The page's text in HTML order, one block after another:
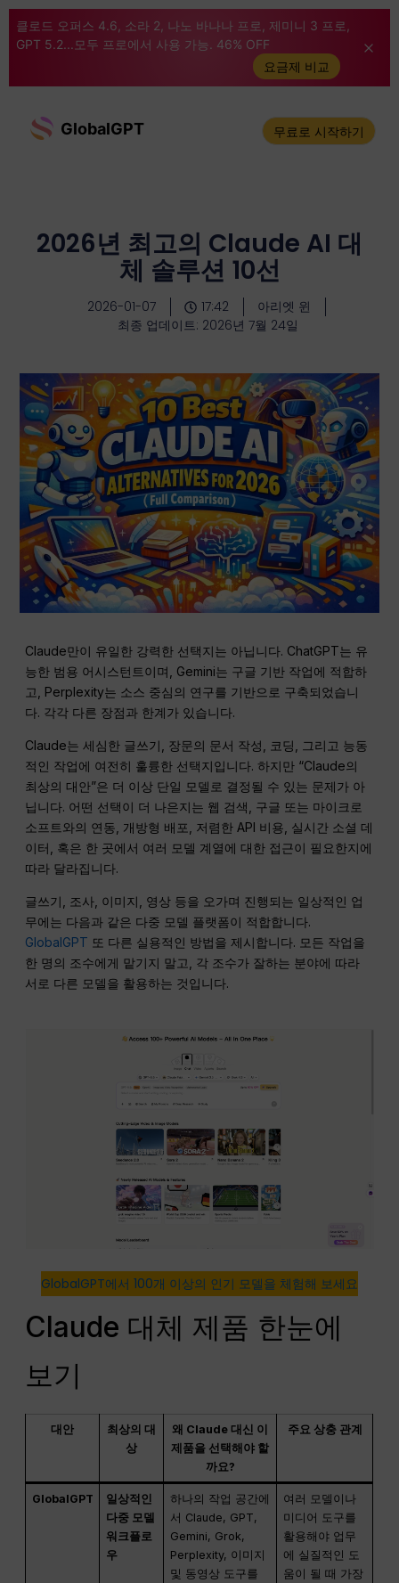
클로드 오퍼스 4.6, 소라 2, 나노 바나나 프로, 제미니 3 프로,
GPT 5.2...모두 프로에서 사용 가능. 46% OFF
요금제 비교
GlobalGPT 무료로 시작하기
2026년 최고의 Claude AI 대
체 솔루션 10선
2026-01-07 17:42
아리엣 윈
최종 업데이트: 2026년 7월 24일
Claude만이 유일한 강력한 선택지는 아닙니다. ChatGPT는 유
능한 범용 어시스턴트이며, Gemini는 구글 기반 작업에 적합하
고, Perplexity는 소스 중심의 연구를 기반으로 구축되었습니
다. 각각 다른 장점과 한계가 있습니다.
Claude는 세심한 글쓰기, 장문의 문서 작성, 코딩, 그리고 능동
적인 작업에 여전히 훌륭한 선택지입니다. 하지만 “Claude의
최상의 대안”은 더 이상 단일 모델로 결정될 수 있는 문제가 아
닙니다. 어떤 선택이 더 나은지는 웹 검색, 구글 또는 마이크로
소프트와의 연동, 개방형 배포, 저렴한 API 비용, 실시간 소셜 데
이터, 혹은 한 곳에서 여러 모델 계열에 대한 접근이 필요한지에
따라 달라집니다.
글쓰기, 조사, 이미지, 영상 등을 오가며 진행되는 일상적인 업
무에는 다음과 같은 다중 모델 플랫폼이 적합합니다.
GlobalGPT 또 다른 실용적인 방법을 제시합니다. 모든 작업을
한 명의 조수에게 맡기지 말고, 각 조수가 잘하는 분야에 따라
서로 다른 모델을 활용하는 것입니다.
GlobalGPT에서 100개 이상의 인기 모델을 체험해 보세요
Claude 대체 제품 한눈에
보기
대안
최상의 대
상
왜 Claude 대신 이
제품을 선택해야 할
까요?
주요 상충 관계
GlobalGPT
일상적인
다중 모델
워크플로
우
하나의 작업 공간에
서 Claude, GPT,
Gemini, Grok,
Perplexity, 이미지
및 동영상 도구를
여러 모델이나
미디어 도구를
활용해야 업무
에 실질적인 도
움이 될 때 가장